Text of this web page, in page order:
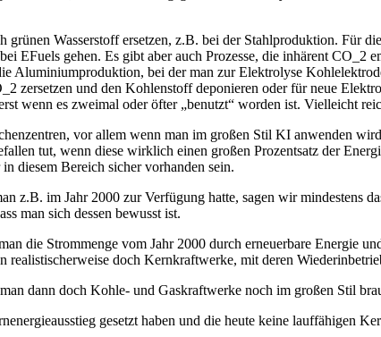
Wasserstoff ersetzen, z.B. bei der Stahlproduktion. Für
EFuels gehen. Es gibt aber auch Prozesse, die inhärent CO_2
Aluminiumproduktion, bei der man zur Elektrolyse
zersetzen und den Kohlenstoff deponieren oder für neue
wenn es zweimal oder öfter „benutzt“ worden ist. Vielleicht
vor allem wenn man im großen Stil KI anwenden
tut, wenn diese wirklich einen großen Prozentsatz der
diesem Bereich sicher vorhanden sein.
z.B. im Jahr 2000 zur Verfügung hatte, sagen wir mindestens
man sich dessen bewusst ist.
die Strommenge vom Jahr 2000 durch erneuerbare Energie
doch Kernkraftwerke, mit deren
dann doch Kohle- und Gaskraftwerke noch im großen Stil
gesetzt haben und die heute keine lauffähigen